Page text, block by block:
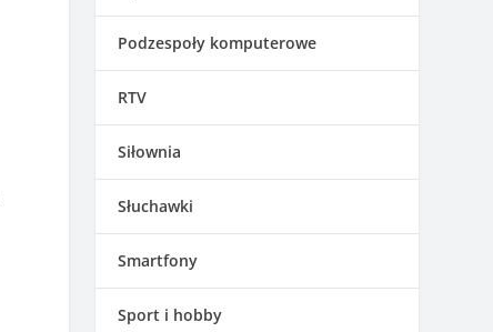
Podzespoły komputerowe
RTV
Siłownia
Słuchawki
Smartfony
Sport i hobby